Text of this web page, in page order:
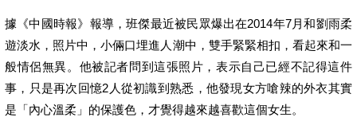
據《中國時報》報導，班傑最近被民眾爆出在2014年7月和劉雨柔
遊淡水，照片中，小倆口埋進人潮中，雙手緊緊相扣，看起來和一
般情侶無異。他被記者問到這張照片，表示自己已經不記得這件
事，只是再次回憶2人從初識到熟悉，他發現女方嗆辣的外衣其實
是「內心溫柔」的保護色，才覺得越來越喜歡這個女生。